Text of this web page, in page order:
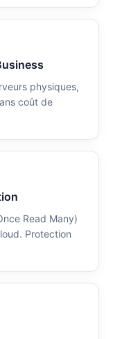
physiques,
coût de
Read Many)
Protection